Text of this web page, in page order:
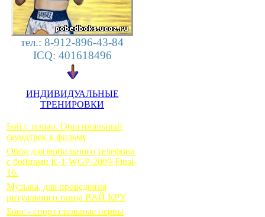
тел.: 8-912-896-43-84
ICQ: 401618496
ИНДИВИДУАЛЬНЫЕ
ТРЕНИРОВКИ
Бой с тенью. Оригинальный
саундтрек к фильму
Обои для мобильного телефона
с бойцами K-1-WGP-2009-Final-
16.
Музыка, для проведения
ритуального танца ВАЙ КРУ
Бокс - спорт стальные нервы